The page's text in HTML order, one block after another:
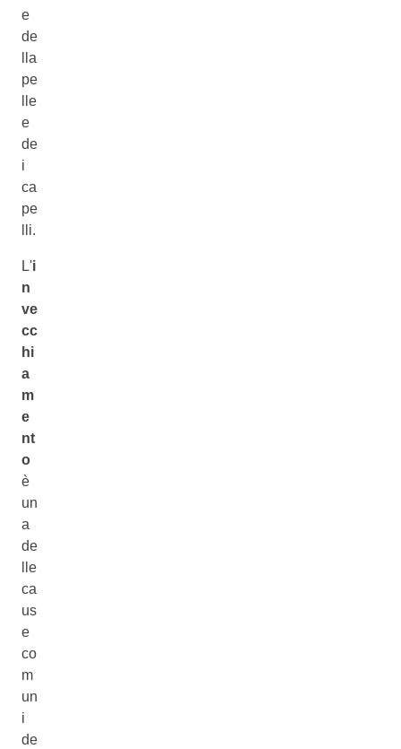
e
de
lla
pe
lle
e
de
i
ca
pe
lli.
L'i
n
ve
cc
hi
a
m
e
nt
o
è
un
a
de
lle
ca
us
e
co
m
un
i
de